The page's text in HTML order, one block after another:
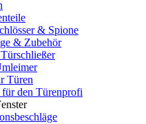
& Spione
& Zubehör
Türen
den Türenprofi